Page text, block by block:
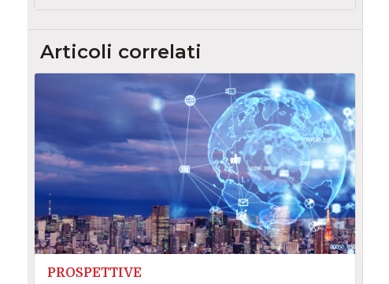
Articoli correlati
PROSPETTIVE